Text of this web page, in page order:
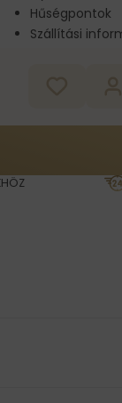
Hűségpontok
Szállítási